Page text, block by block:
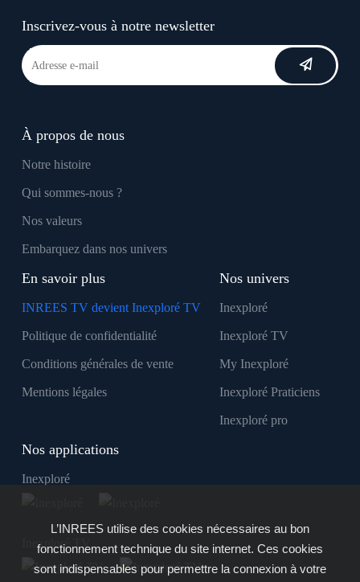
Inscrivez-vous à notre newsletter
À propos de nous
Notre histoire
Qui sommes-nous ?
Nos valeurs
Embarquez dans nos univers
En savoir plus
INREES TV devient Inexploré TV
Politique de confidentialité
Conditions générales de vente
Mentions légales
Nos univers
Inexploré
Inexploré TV
My Inexploré
Inexploré Praticiens
Inexploré pro
Nos applications
Inexploré
Inexploré TV
L’INREES utilise des cookies nécessaires au bon
fonctionnement technique du site internet. Ces cookies
sont indispensables pour permettre la connexion à votre